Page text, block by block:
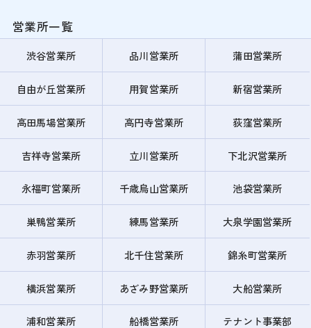
営業所一覧
渋谷営業所 品川営業所 蒲田営業所
自由が丘営業所 用賀営業所 新宿営業所
高田馬場営業所 高円寺営業所 荻窪営業所
吉祥寺営業所 立川営業所 下北沢営業所
永福町営業所 千歳烏山営業所 池袋営業所
巣鴨営業所 練馬営業所 大泉学園営業所
赤羽営業所 北千住営業所 錦糸町営業所
横浜営業所 あざみ野営業所 大船営業所
浦和営業所 船橋営業所 テナント事業部